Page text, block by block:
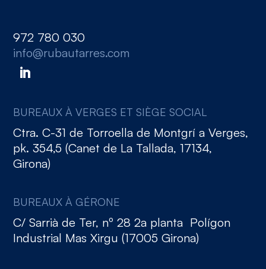
972 780 030
info@rubautarres.com
BUREAUX À VERGES ET SIÈGE SOCIAL
Ctra. C-31 de Torroella de Montgrí a Verges,
pk. 354,5 (Canet de La Tallada, 17134,
Girona)
BUREAUX À GÉRONE
C/ Sarrià de Ter, nº 28 2a planta Polígon
Industrial Mas Xirgu (17005 Girona)